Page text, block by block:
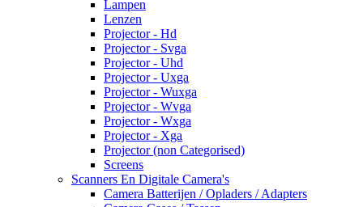
Lampen
Lenzen
Projector - Hd
Projector - Svga
Projector - Uhd
Projector - Uxga
Projector - Wuxga
Projector - Wvga
Projector - Wxga
Projector - Xga
Projector (non Categorised)
Screens
Scanners En Digitale Camera's
Camera Batterijen / Opladers / Adapters